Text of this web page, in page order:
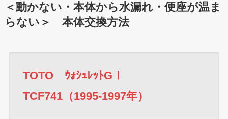
＜動かない・本体から水漏れ・便座が温ま
らない＞ 本体交換方法
TOTO ｳｫｼｭﾚｯﾄGⅠ
TCF741（1995-1997年）